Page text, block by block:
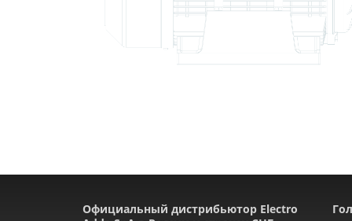
Официальный дистрибьютор Electro